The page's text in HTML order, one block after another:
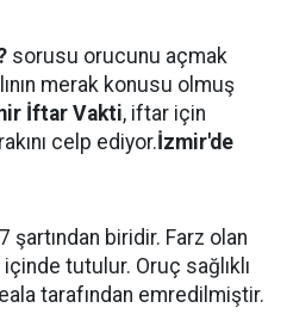
sorusu orucunu açmak
merak konusu olmuş
İftar Vakti, iftar için
celp ediyor.İzmir'de
biridir. Farz olan
tutulur. Oruç sağlıklı
tarafından emredilmiştir.